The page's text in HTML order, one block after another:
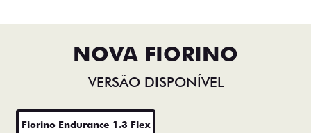
NOVA FIORINO
VERSÃO DISPONÍVEL
Fiorino Endurance 1.3 Flex